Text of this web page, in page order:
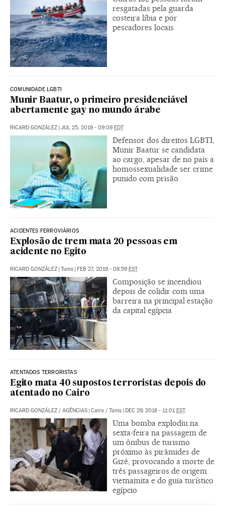
resgatadas pela guarda
costeira líbia e por
pescadores locais
COMUNIDADE LGBTI
Munir Baatur, o primeiro presidenciável
abertamente gay no mundo árabe
RICARD GONZÁLEZ | JUL 25, 2019 - 09:09 EDT
Defensor dos direitos LGBTI,
Munir Baatur se candidata
ao cargo, apesar de no país a
homossexualidade ser crime
punido com prisão
ACIDENTES FERROVIÁRIOS
Explosão de trem mata 20 pessoas em
acidente no Egito
RICARD GONZÁLEZ | Tunis | FEB 27, 2019 - 08:59 EST
Composição se incendiou
depois de colidir com uma
barreira na principal estação
da capital egípcia
ATENTADOS TERRORISTAS
Egito mata 40 supostos terroristas depois do
atentado no Cairo
RICARD GONZÁLEZ / AGÊNCIAS | Cairo / Túnis | DEC 29, 2018 - 11:01EST
Uma bomba explodiu na
sexta-feira na passagem de
um ônibus de turismo
próximo às pirâmides de
Gizé, provocando a morte de
três passageiros de origem
vietnamita e do guia turístico
egípcio